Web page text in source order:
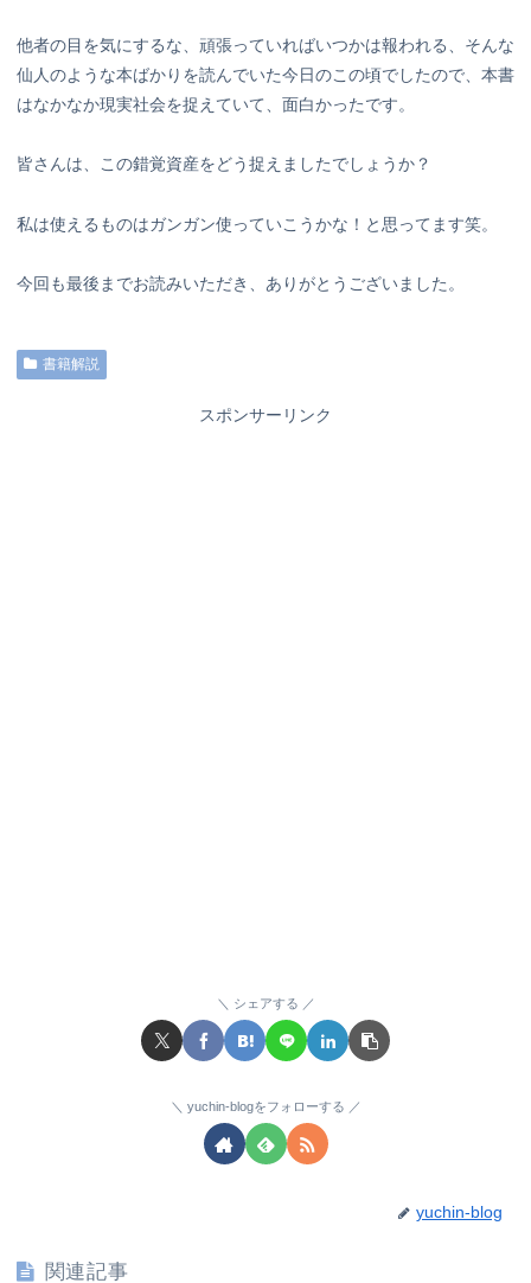
他者の目を気にするな、頑張っていればいつかは報われる、そんな
仙人のような本ばかりを読んでいた今日のこの頃でしたので、本書
はなかなか現実社会を捉えていて、面白かったです。
皆さんは、この錯覚資産をどう捉えましたでしょうか？
私は使えるものはガンガン使っていこうかな！と思ってます笑。
今回も最後までお読みいただき、ありがとうございました。
書籍解説
スポンサーリンク
シェアする
yuchin-blogをフォローする
yuchin-blog
関連記事